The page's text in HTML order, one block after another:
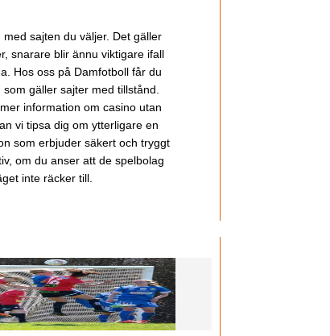
sajten du väljer. Det gäller
snarare blir ännu viktigare ifall
Hos oss på Damfotboll får du
gäller sajter med tillstånd.
information om casino utan
vi tipsa dig om ytterligare en
som erbjuder säkert och tryggt
om du anser att de spelbolag
inte räcker till.